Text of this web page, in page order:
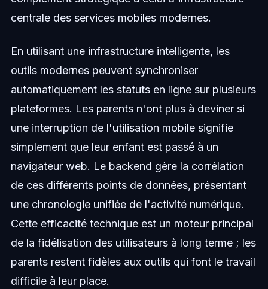
centrale des services mobiles modernes.
En utilisant une infrastructure intelligente, les
outils modernes peuvent synchroniser
automatiquement les statuts en ligne sur plusieurs
plateformes. Les parents n'ont plus à deviner si
une interruption de l'utilisation mobile signifie
simplement que leur enfant est passé à un
navigateur web. Le backend gère la corrélation
de ces différents points de données, présentant
une chronologie unifiée de l'activité numérique.
Cette efficacité technique est un moteur principal
de la fidélisation des utilisateurs à long terme ; les
parents restent fidèles aux outils qui font le travail
difficile à leur place.